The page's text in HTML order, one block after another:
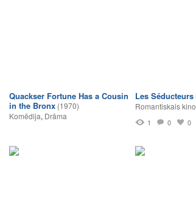
Quackser Fortune Has a Cousin
in the Bronx (1970)
Komēdija, Drāma
Les Séducteurs
Romantiskais kino
1 0 0